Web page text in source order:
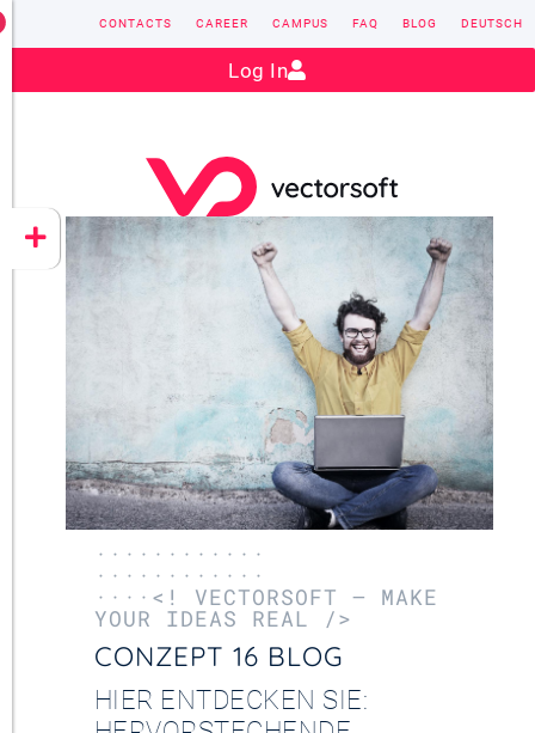
CONZEPT 16
YEET
Contact: sales@vectorsoft.de
CONTACTS CAREER CAMPUS FAQ BLOG DEUTSCH
Log In
············
············
····<! VECTORSOFT – MAKE
YOUR IDEAS REAL />
CONZEPT 16 BLOG
HIER ENTDECKEN SIE: